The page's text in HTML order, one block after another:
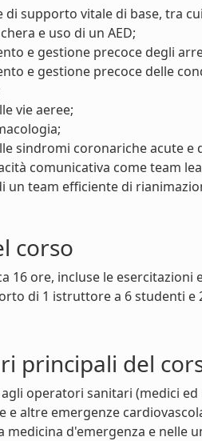
di supporto vitale di base, tra
e uso di un AED;
e gestione precoce degli
e gestione precoce delle
vie aeree;
sindromi coronariche acute e
comunicativa come team
un team efficiente di
corso
16 ore, incluse le
di 1 istruttore a 6 studenti e
principali del
operatori sanitari (medici
e altre emergenze
medicina d'emergenza e nelle